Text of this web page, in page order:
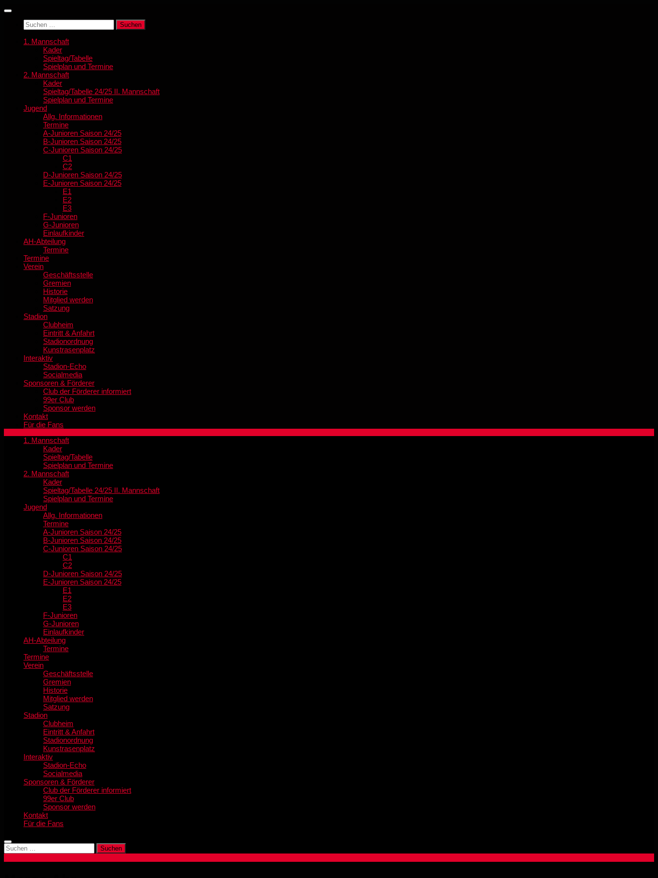
Zum
springenSuchen
nach:
1. Mannschaft
Kader
Spieltag/Tabelle
Spielplan und Termine
2. Mannschaft
Kader
Spieltag/Tabelle 24/25 II. Mannschaft
Spielplan und Termine
Jugend
Allg. Informationen
Termine
A-Junioren Saison 24/25
B-Junioren Saison 24/25
C-Junioren Saison 24/25
C1
C2
D-Junioren Saison 24/25
E-Junioren Saison 24/25
E1
E2
E3
F-Junioren
G-Junioren
Einlaufkinder
AH-Abteilung
Termine
Termine
Verein
Geschäftsstelle
Gremien
Historie
Mitglied werden
Satzung
Stadion
Clubheim
Eintritt & Anfahrt
Stadionordnung
Kunstrasenplatz
Interaktiv
Stadion-Echo
Socialmedia
Sponsoren & Förderer
Club der Förderer informiert
99er Club
Sponsor werden
Kontakt
Für die Fans
1. Mannschaft
Kader
Spieltag/Tabelle
Spielplan und Termine
2. Mannschaft
Kader
Spieltag/Tabelle 24/25 II. Mannschaft
Spielplan und Termine
Jugend
Allg. Informationen
Termine
A-Junioren Saison 24/25
B-Junioren Saison 24/25
C-Junioren Saison 24/25
C1
C2
D-Junioren Saison 24/25
E-Junioren Saison 24/25
E1
E2
E3
F-Junioren
G-Junioren
Einlaufkinder
AH-Abteilung
Termine
Termine
Verein
Geschäftsstelle
Gremien
Historie
Mitglied werden
Satzung
Stadion
Clubheim
Eintritt & Anfahrt
Stadionordnung
Kunstrasenplatz
Interaktiv
Stadion-Echo
Socialmedia
Sponsoren & Förderer
Club der Förderer informiert
99er Club
Sponsor werden
Kontakt
Für die Fans
Suchen
nach: